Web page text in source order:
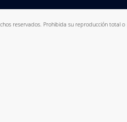
reservados. Prohibida su reproducción total